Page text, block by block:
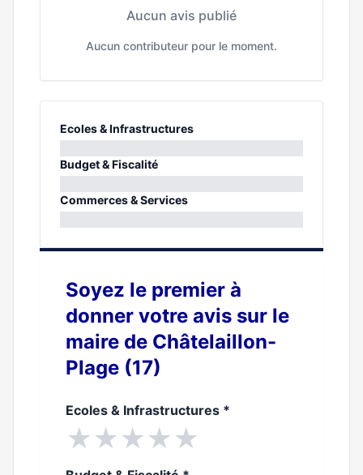
Aucun avis publié
Aucun contributeur pour le moment.
Ecoles & Infrastructures
0%
Budget & Fiscalité
0%
Commerces & Services
Soyez le premier à
donner votre avis sur le
maire de Châtelaillon-
Plage (17)
Ecoles & Infrastructures *
★★★★★